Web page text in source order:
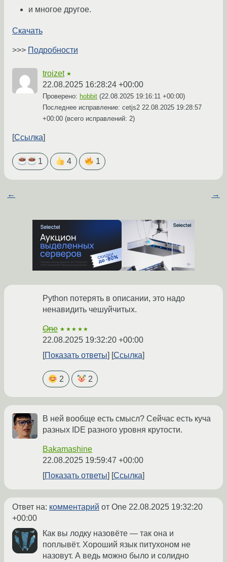
и многое другое.
Скачать
>>> Подробности
troizet ★
22.08.2025 16:28:24 +00:00
Проверено: hobbit (22.08.2025 19:16:11 +00:00)
Последнее исправление: cetjs2 22.08.2025 19:28:57
+00:00 (всего исправлений: 2)
Ссылка
1 4 1
← →
Python потерять в описании, это надо
ненавидить чешуйчитых.
One ★★★★★
22.08.2025 19:32:20 +00:00
Показать ответы
Ссылка
2 2
В ней вообще есть смысл? Сейчас есть куча
разных IDE разного уровня крутости.
Bakamashine
22.08.2025 19:59:47 +00:00
Показать ответы
Ссылка
Ответ на: комментарий от One 22.08.2025 19:32:20
+00:00
Как вы лодку назовёте — так она и
поплывёт. Хороший язык питухоном не
назовут. А ведь можно было и солидно